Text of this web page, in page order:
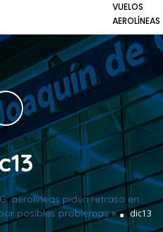
VUELOS
AEROLÍNEAS
aerolíneas piden retraso en
posibles problemas» dic13